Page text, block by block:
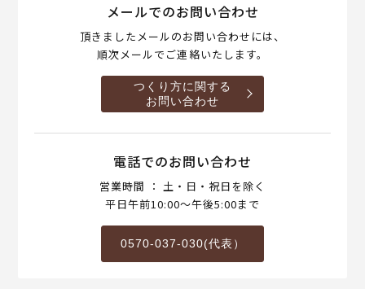
メールでのお問い合わせ
頂きましたメールのお問い合わせには、
順次メールでご連絡いたします。
つくり方に関する
お問い合わせ
電話でのお問い合わせ
営業時間 ： 土・日・祝日を除く
平日午前10:00～午後5:00まで
0570-037-030(代表）